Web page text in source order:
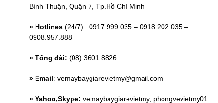
Bình Thuận, Quận 7, Tp.Hồ Chí Minh
» Hotlines (24/7) : 0917.999.035 – 0918.202.035 –
0908.957.888
» Tổng đài: (08) 3601 8826
» Email: vemaybaygiarevietmy@gmail.com
» Yahoo,Skype: vemaybaygiarevietmy, phongvevietmy01